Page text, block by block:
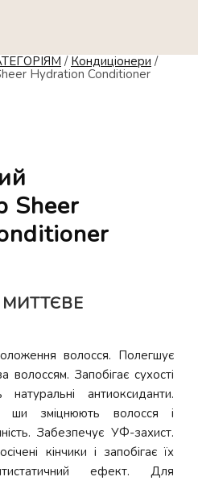
/ Кондиціонери /
Hydration Conditioner
Sheer
волосся. Полегшує
волоссям. Запобігає сухості
антиоксиданти.
ши зміцнюють волосся і
Забезпечує УФ-захист.
кінчики і запобігає їх
ефект. Для